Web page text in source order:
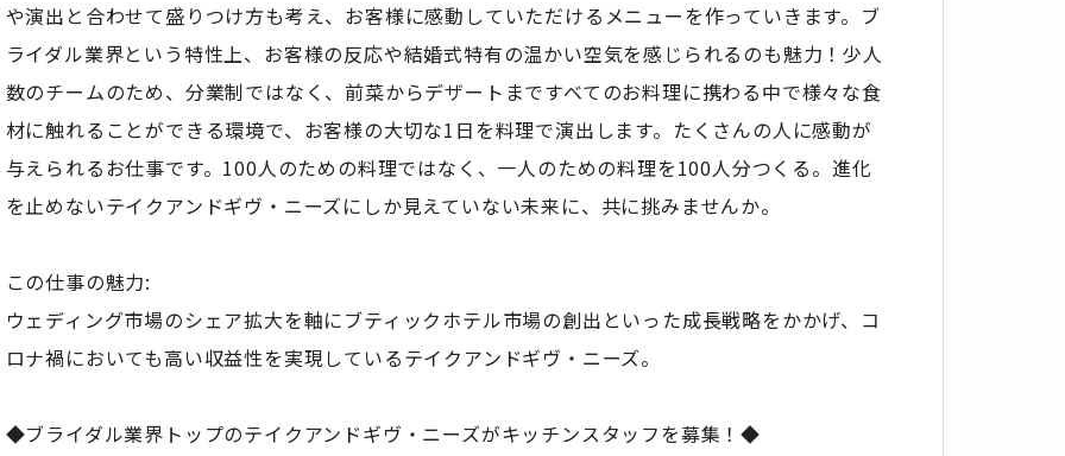
や演出と合わせて盛りつけ方も考え、お客様に感動していただけるメニューを作っていきます。ブ
ライダル業界という特性上、お客様の反応や結婚式特有の温かい空気を感じられるのも魅力！少人
数のチームのため、分業制ではなく、前菜からデザートまですべてのお料理に携わる中で様々な食
材に触れることができる環境で、お客様の大切な1日を料理で演出します。たくさんの人に感動が
与えられるお仕事です。100人のための料理ではなく、一人のための料理を100人分つくる。進化
を止めないテイクアンドギヴ・ニーズにしか見えていない未来に、共に挑みませんか。
この仕事の魅力:
ウェディング市場のシェア拡大を軸にブティックホテル市場の創出といった成長戦略をかかげ、コ
ロナ禍においても高い収益性を実現しているテイクアンドギヴ・ニーズ。
◆ブライダル業界トップのテイクアンドギヴ・ニーズがキッチンスタッフを募集！◆